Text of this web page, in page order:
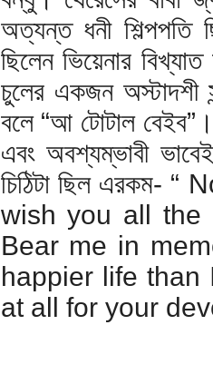
অত্যন্ত ধনী শিল্পপতি
ছিলেন ভিয়েনার
চুলের একজন অস্টাদশী
বলে “আ টোটাল
এবং অবশ্যম্ভাবী
চিঠিটা ছিল
wish you all the
Bear me in
happier life
at all for your